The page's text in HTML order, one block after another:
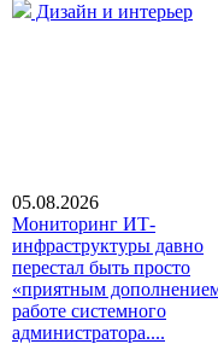
Дизайн и интерьер
05.08.2026
Мониторинг ИТ-
инфраструктуры давно
перестал быть просто
«приятным
работе системного
администратора....